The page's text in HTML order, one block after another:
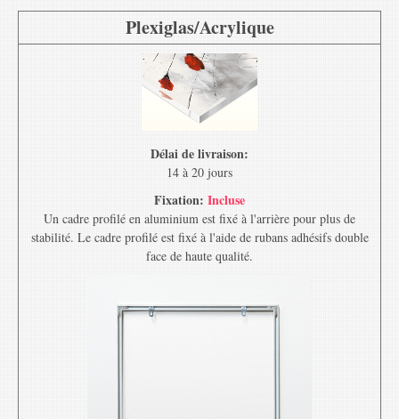
Plexiglas/Acrylique
Délai de livraison:
14 à 20 jours
Fixation: Incluse
Un cadre profilé en aluminium est fixé à l'arrière pour plus de
stabilité. Le cadre profilé est fixé à l'aide de rubans adhésifs double
face de haute qualité.